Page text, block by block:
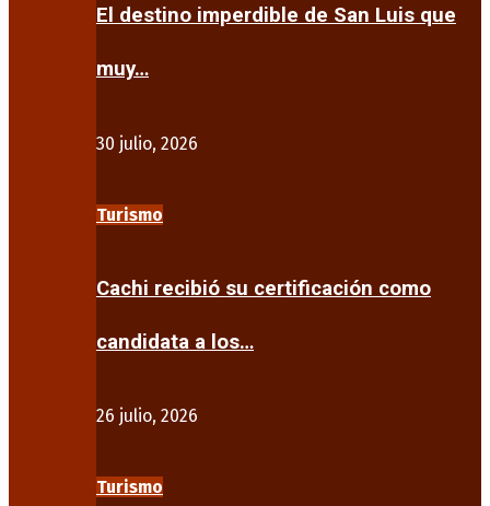
El destino imperdible de San Luis que
muy…
30 julio, 2026
Turismo
Cachi recibió su certificación como
candidata a los…
26 julio, 2026
Turismo